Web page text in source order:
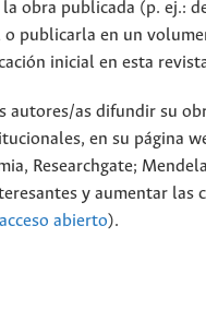
obra publicada (p. ej.:
publicarla en un
inicial en esta
autores/as difundir su
en su página
Researchgate;
y aumentar las
abierto).